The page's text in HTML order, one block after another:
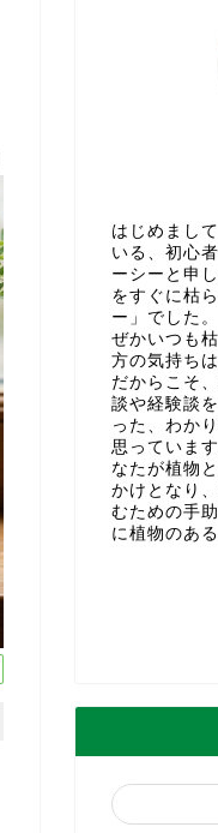
はじめまし
いる、初心
ーシーと申
をすぐに枯
ー」でした
ぜかいつも
方の気持ち
だからこそ
談や経験談
った、わか
思っていま
なたが植物
かけとなり
むための手
に植物のあ